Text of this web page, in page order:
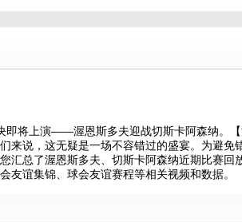
即将上演——渥恩斯多夫迎战切斯卡阿森纳。
来说，这无疑是一场不容错过的盛宴。为避免
汇总了渥恩斯多夫、切斯卡阿森纳近期比赛回
友谊集锦、球会友谊赛程等相关视频和数据。